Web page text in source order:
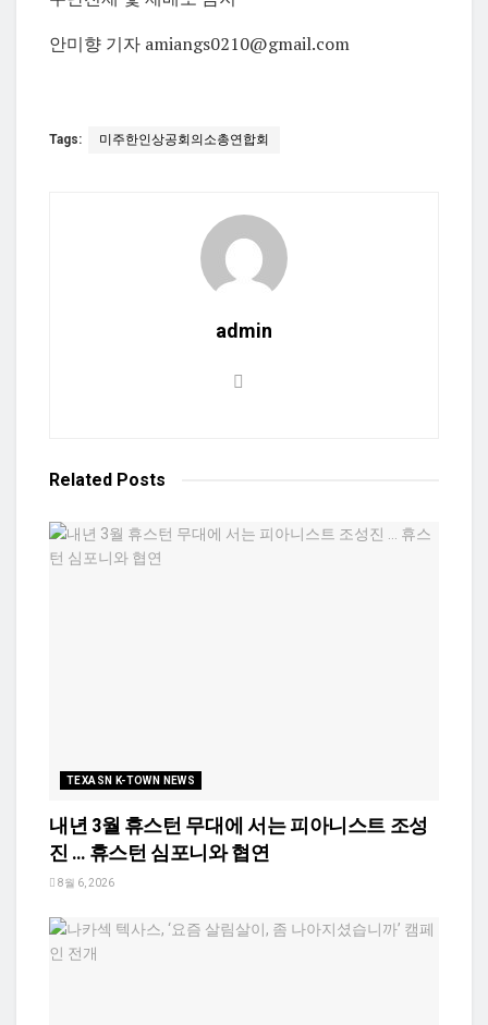
안미향 기자 amiangs0210@gmail.com
Tags: 미주한인상공회의소총연합회
admin
Related Posts
TEXASN K-TOWN NEWS
내년 3월 휴스턴 무대에 서는 피아니스트 조성
진 … 휴스턴 심포니와 협연
8월 6, 2026